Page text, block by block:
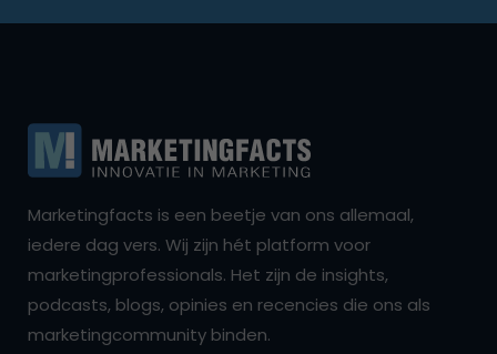
Marketingfacts is een beetje van ons allemaal,
iedere dag vers. Wij zijn hét platform voor
marketingprofessionals. Het zijn de insights,
podcasts, blogs, opinies en recencies die ons als
marketingcommunity binden.